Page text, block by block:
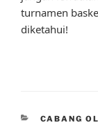
turnamen
diketahui!
CABANG